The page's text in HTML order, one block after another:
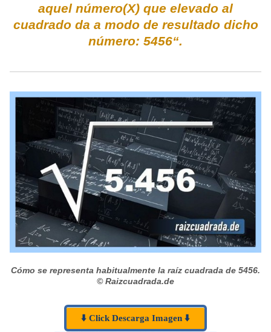
aquel número(X) que elevado al
cuadrado da a modo de resultado dicho
número: 5456“.
Cómo se representa habitualmente la raíz cuadrada de 5456.
© Raizcuadrada.de
⬇️ Click Descarga Imagen ⬇️